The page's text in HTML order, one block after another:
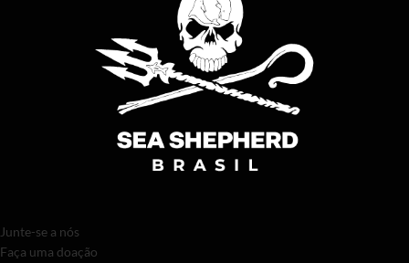
Junte-se a nós
Faça uma doação